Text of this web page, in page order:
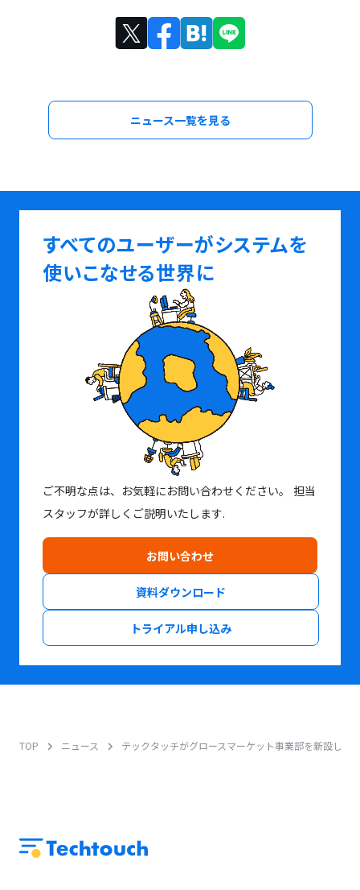
ニュース一覧を見る
すべてのユーザーがシステムを
使いこなせる世界に
ご不明な点は、お気軽にお問い合わせください。
担当
スタッフが詳しくご説明いたします.
お問い合わせ
資料ダウンロード
トライアル申し込み
TOP ニュース テックタッチがグロースマーケット事業部を新設し、